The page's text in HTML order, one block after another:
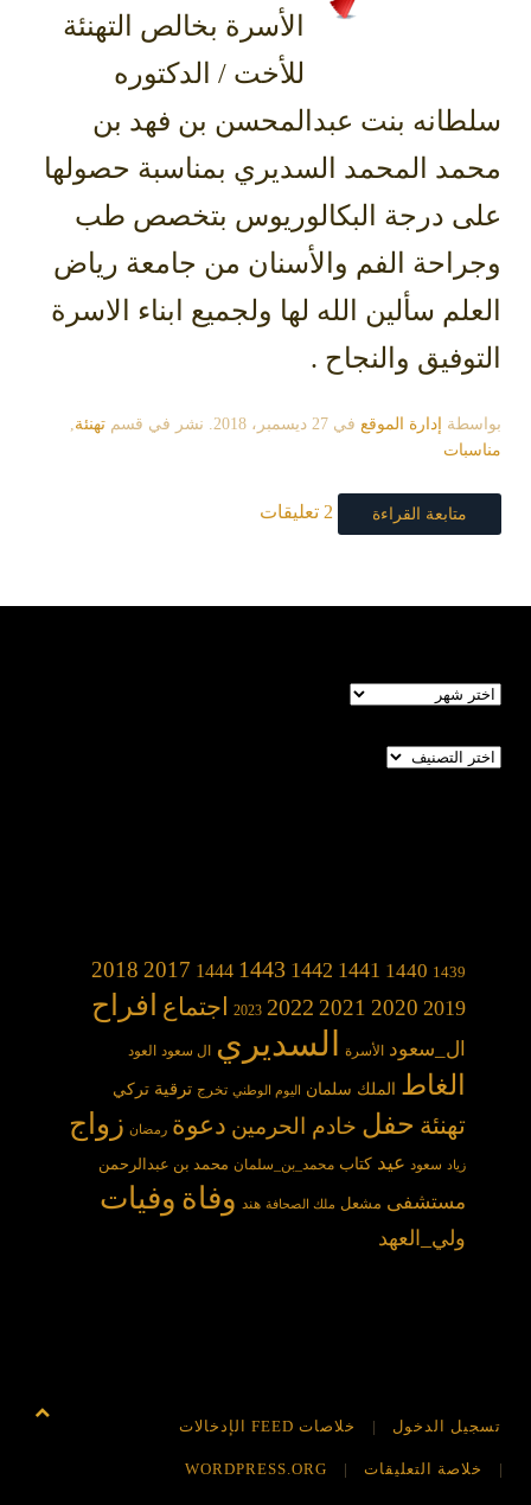
الأسرة بخالص التهنئة
للأخت / الدكتوره
سلطانه بنت عبدالمحسن بن فهد بن
محمد المحمد السديري بمناسبة حصولها
على درجة البكالوريوس بتخصص طب
وجراحة الفم والأسنان من جامعة رياض
العلم سألين الله لها ولجميع ابناء الاسرة
التوفيق والنجاح .
بواسطة إدارة الموقع في 27 ديسمبر، 2018 . نشر في قسم تهنئة
مناسبات
متابعة القراءة 2 تعليقات
الأرشيف
تصنيفات
1439
1440
1441
1442
1443
1444
2017
2018
2019
2020
2021
2022
2023 اجتماع افراح
ال_سعود الأسرة السديري ال سعود العود
الغاط الملك سلمان اليوم الوطني تخرج ترقية تركي
تهنئة حفل خادم الحرمين دعوة رمضان زواج
زياد سعود عيد كتاب محمد_بن_سلمان محمد بن عبدالرحمن
مستشفى مشعل ملك الصحافة هند وفاة وفيات
ولي_العهد
تسجيل الدخول خلاصات FEED الإدخالات
خلاصة التعليقات WORDPRESS.ORG